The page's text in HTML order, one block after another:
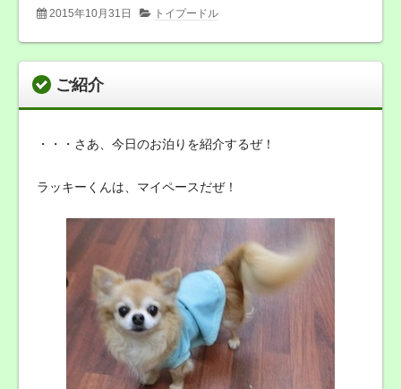
2015年10月31日 トイプードル
ご紹介
・・・さあ、今日のお泊りを紹介するぜ！
ラッキーくんは、マイペースだぜ！